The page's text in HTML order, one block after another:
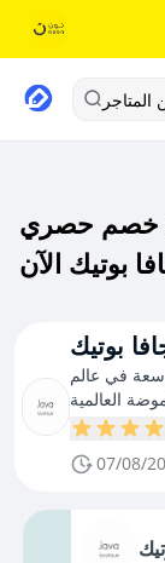
خصم حصري
بوتيك
في عالم
العالمية